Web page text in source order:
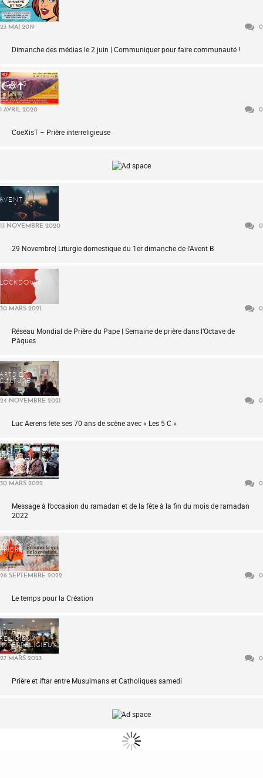
23 MAI 2019 0
Dimanche des médias le 2 juin | Communiquer pour faire communauté !
MÉDIAS
1 AVRIL 2020 0
CoeXisT – Prière interreligieuse
AVENT
13 NOVEMBRE 2020 0
29 Novembre| Liturgie domestique du 1er dimanche de l’Avent B
LOCKDOWN
30 MARS 2021 0
Réseau Mondial de Prière du Pape | Semaine de prière dans l’Octave de
Pâques
ARTS ET
CULTURE
24 NOVEMBRE 2021 0
Luc Aerens fête ses 70 ans de scène avec « Les 5 C »
PRIÈRE
30 MARS 2022 0
Message à l’occasion du ramadan et de la fête à la fin du mois de ramadan
2022
PRIÈRE
26 SEPTEMBRE 2022 0
Le temps pour la Création
INTER-
RELIGIEUX
INTERRELIGIEUX
27 MARS 2023 0
Prière et iftar entre Musulmans et Catholiques samedi